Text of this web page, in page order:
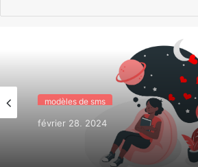
modèles de sms
février 28, 2024
Sms j’ai rêvé de toi cette nuit